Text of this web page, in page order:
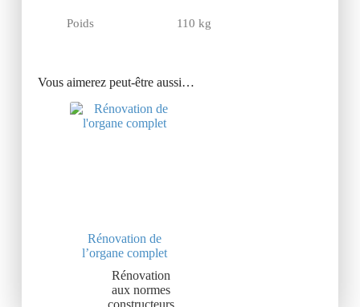
Poids 110 kg
Vous aimerez peut-être aussi…
Rénovation de
l’organe complet
Rénovation
aux normes
constructeurs